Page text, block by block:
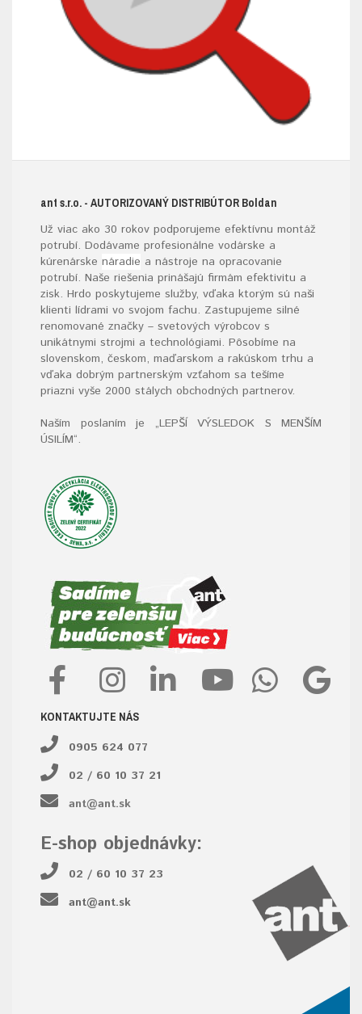
ant s.r.o. - AUTORIZOVANÝ DISTRIBÚTOR Boldan
Už viac ako 30 rokov podporujeme efektívnu montáž
potrubí. Dodávame profesionálne vodárske a
kúrenárske náradie a nástroje na opracovanie
potrubí. Naše riešenia prinášajú firmám efektivitu a
zisk. Hrdo poskytujeme služby, vďaka ktorým sú naši
klienti lídrami vo svojom fachu. Zastupujeme silné
renomované značky – svetových výrobcov s
unikátnymi strojmi a technológiami. Pôsobíme na
slovenskom, českom, maďarskom a rakúskom trhu a
vďaka dobrým partnerským vzťahom sa tešíme
priazni vyše 2000 stálych obchodných partnerov.
Naším poslaním je „LEPŠÍ VÝSLEDOK S MENŠÍM
ÚSILÍM“.
KONTAKTUJTE NÁS
0905 624 077
02 / 60 10 37 21
ant@ant.sk
E-shop objednávky:
02 / 60 10 37 23
ant@ant.sk